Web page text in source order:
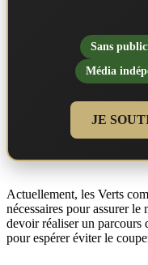
Sans
Média
JE
Actuellement, les Verts
nécessaires pour assurer
devoir réaliser un parcours
pour espérer éviter le